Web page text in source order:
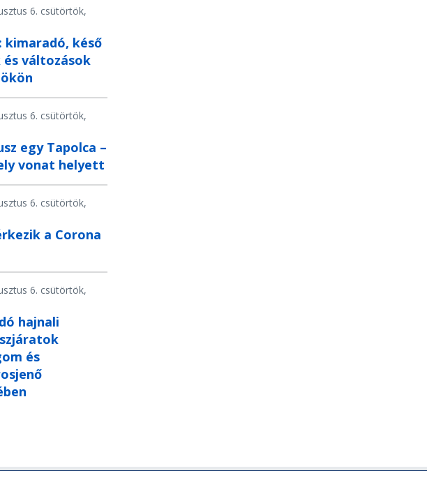
6. csütörtök,
kimaradó, késő
változások
6. csütörtök,
egy Tapolca –
vonat helyett
6. csütörtök,
a Corona
6. csütörtök,
hajnali
és